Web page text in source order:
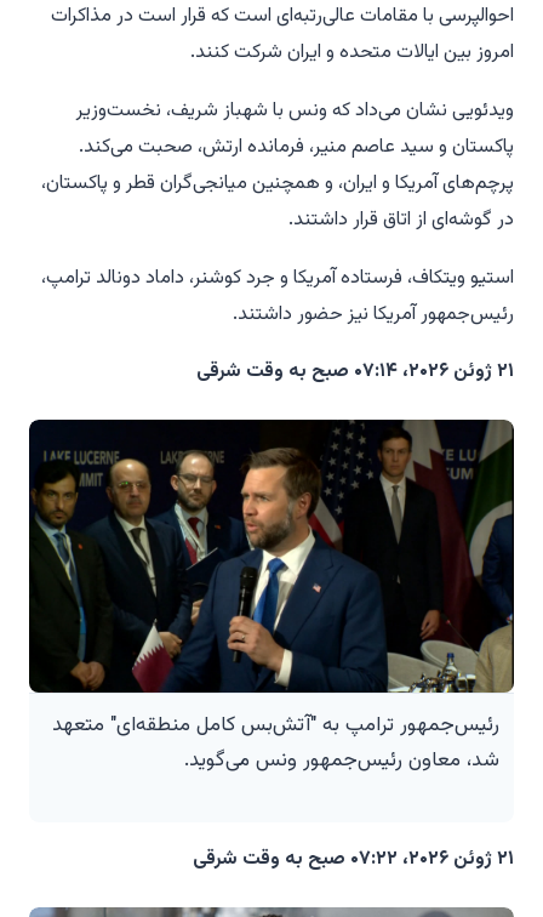
احوالپرسی با مقامات عالی‌رتبه‌ای است که قرار است در مذاکرات
امروز بین ایالات متحده و ایران شرکت کنند.
ویدئویی نشان می‌داد که ونس با شهباز شریف، نخست‌وزیر
پاکستان و سید عاصم منیر، فرمانده ارتش، صحبت می‌کند.
پرچم‌های آمریکا و ایران، و همچنین میانجی‌گران قطر و پاکستان،
در گوشه‌ای از اتاق قرار داشتند.
استیو ویتکاف، فرستاده آمریکا و جرد کوشنر، داماد دونالد ترامپ،
رئیس‌جمهور آمریکا نیز حضور داشتند.
۲۱ ژوئن ۲۰۲۶، ۰۷:۱۴ صبح به وقت شرقی
رئیس‌جمهور ترامپ به "آتش‌بس کامل منطقه‌ای" متعهد
شد، معاون رئیس‌جمهور ونس می‌گوید.
۲۱ ژوئن ۲۰۲۶، ۰۷:۲۲ صبح به وقت شرقی